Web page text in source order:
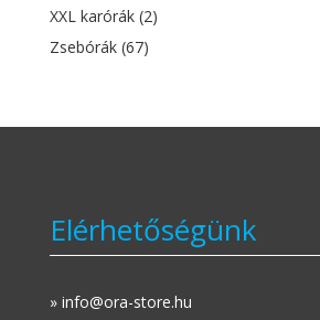
XXL karórák (2)
Zsebórák (67)
Elérhetőségünk
» info@ora-store.hu